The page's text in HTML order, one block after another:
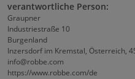
verantwortliche Person:
Graupner
Industriestraße 10
Burgenland
Inzersdorf im Kremstal, Österreich,
info@robbe.com
https://www.robbe.com/de